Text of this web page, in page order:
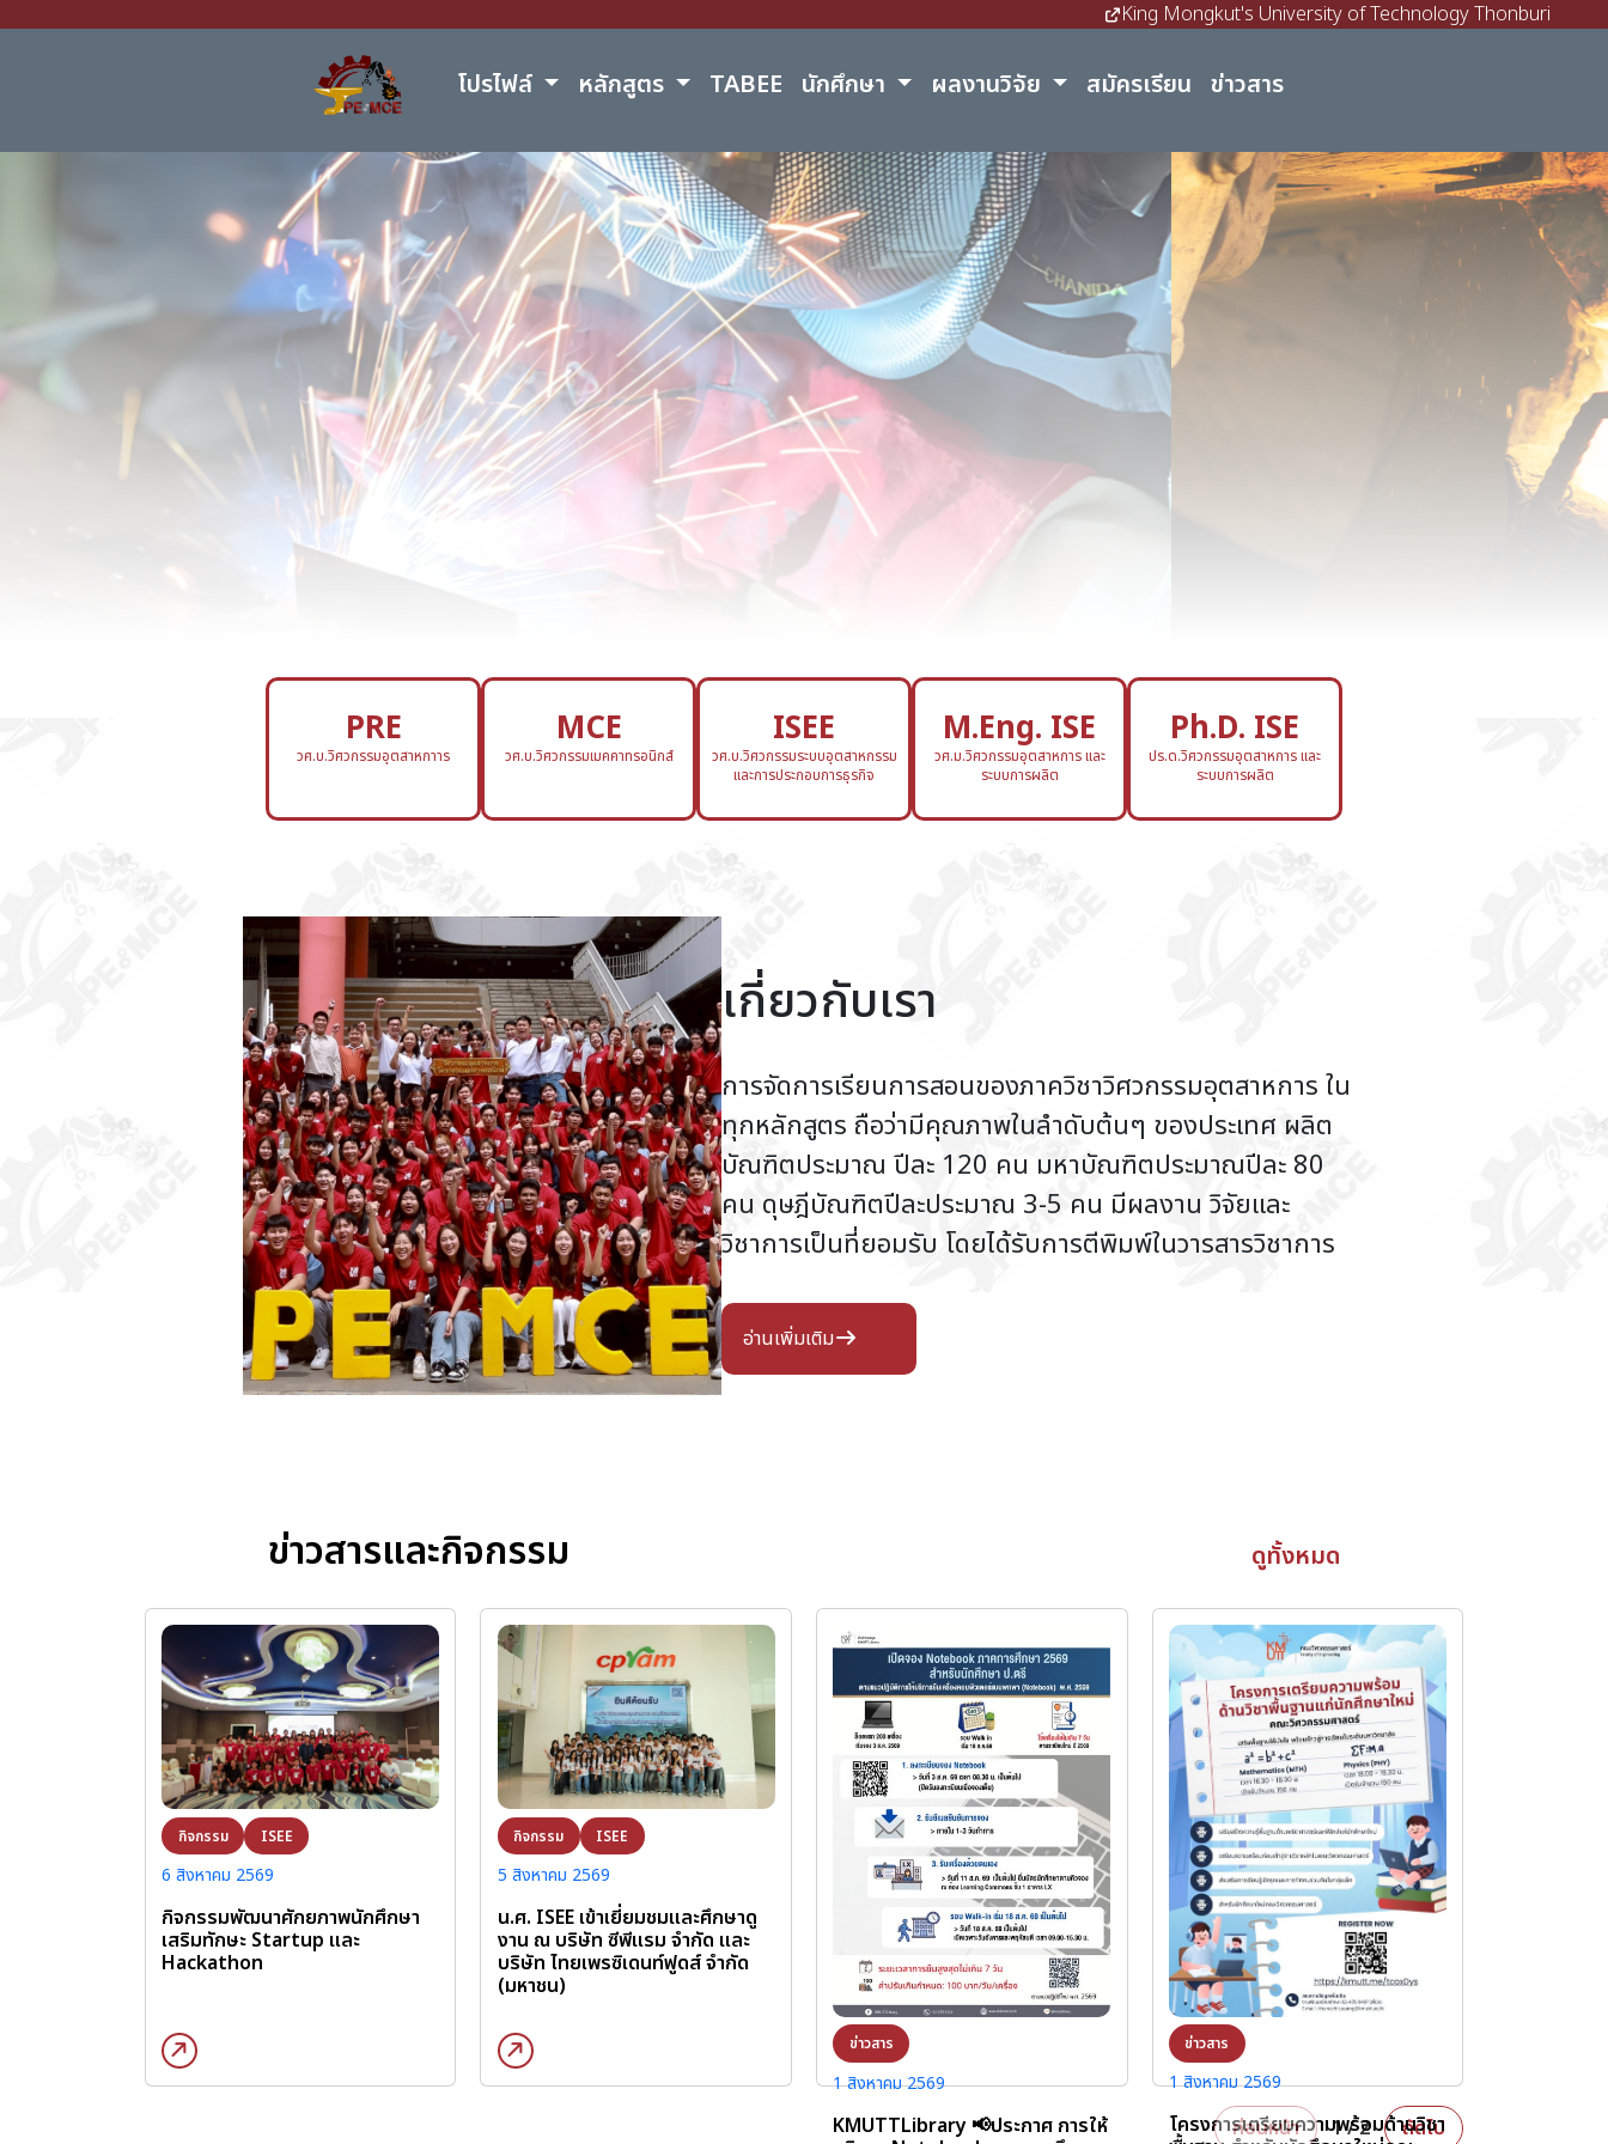
King Mongkut's University of Technology Thonburi
โปรไฟล์ หลักสูตร TABEE นักศึกษา ผลงานวิจัย สมัครเรียน ข่าวสาร
PRE
วศ.บ.วิศวกรรมอุตสาหกาาร
MCE
วศ.บ.วิศวกรรมเมคคาทรอนิกส์
ISEE
วศ.บ.วิศวกรรมระบบอุตสาหกรรม
และการประกอบการธุรกิจ
M.Eng. ISE
วศ.ม.วิศวกรรมอุตสาหการ และ
ระบบการผลิต
Ph.D. ISE
ปร.ด.วิศวกรรมอุตสาหการ และ
ระบบการผลิต
เกี่ยวกับเรา
การจัดการเรียนการสอนของภาควิชาวิศวกรรมอุตสาหการ ใน
ทุกหลักสูตร ถือว่ามีคุณภาพในลำดับต้นๆ ของประเทศ ผลิต
บัณฑิตประมาณ ปีละ 120 คน มหาบัณฑิตประมาณปีละ 80
คน ดุษฎีบัณฑิตปีละประมาณ 3-5 คน มีผลงาน วิจัยและ
วิชาการเป็นที่ยอมรับ โดยได้รับการตีพิมพ์ในวารสารวิชาการ
อ่านเพิ่มเติม
ข่าวสารและกิจกรรม ดูทั้งหมด
กิจกรรม ISEE
6 สิงหาคม 2569
กิจกรรมพัฒนาศักยภาพนักศึกษา
เสริมทักษะ Startup และ
Hackathon
กิจกรรม ISEE
5 สิงหาคม 2569
น.ศ. ISEE เข้าเยี่ยมชมและศึกษาดู
งาน ณ บริษัท ซีพีแรม จำกัด และ
บริษัท ไทยเพรซิเดนท์ฟูดส์ จำกัด
(มหาชน)
ข่าวสาร
1 สิงหาคม 2569
KMUTTLibrary 📢ประกาศ การให้
ข่าวสาร
1 สิงหาคม 2569
โครงการเตรียมความพร้อมด้านวิชา
ก่อนหน้า 1 / 2 ถัดไป